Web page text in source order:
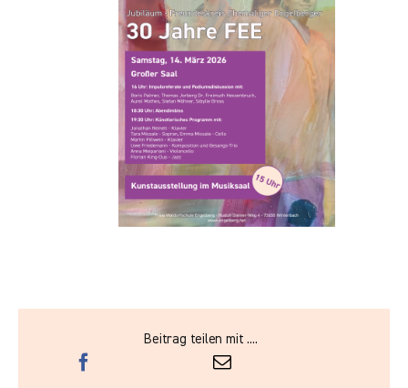
Beitrag teilen mit ....